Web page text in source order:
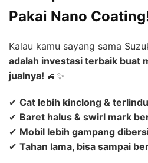
Pakai Nano
Kalau kamu sayang sama
adalah investasi terbaik buat
jualnya! 🚙✨
✔ Cat lebih kinclong &
✔ Baret halus & swirl mark
✔ Mobil lebih gampang
✔ Tahan lama, bisa sampai